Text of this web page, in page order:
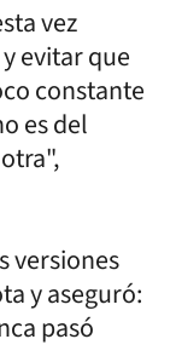
vez
evitar que
constante
es del
versiones
y aseguró:
pasó